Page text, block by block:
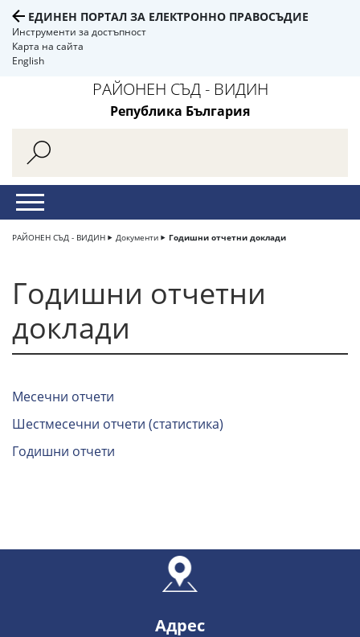
ЕДИНЕН ПОРТАЛ ЗА ЕЛЕКТРОННО ПРАВОСЪДИЕ
Инструменти за достъпност
Карта на сайта
English
РАЙОНЕН СЪД - ВИДИН
Република България
РАЙОНЕН СЪД - ВИДИН Документи Годишни отчетни доклади
Годишни отчетни
доклади
Месечни отчети
Шестмесечни отчети (статистика)
Годишни отчети
Адрес